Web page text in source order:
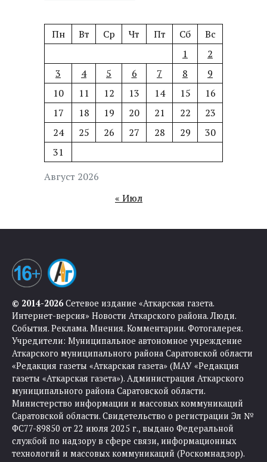
Август 2026
Пн Вт Ср Чт Пт Сб
Вс
1
2
3
4 5 6 7 8
9
10
11 12 13 14 15
16
17
18 19 20 21 22
23
24
25 26 27 28 29
30
31
« Июл
© 2014-2026Сетевое издание «Аткарская газета.
Интернет-версия» Новости Аткарского района. Люди.
События. Реклама. Мнения. Комментарии. Фотогалерея.
Учредители: Муниципальное автономное учреждение
Аткарского муниципального района Саратовской области
«Редакция газеты «Аткарская газета» (МАУ «Редакция
газеты «Аткарская газета»). Администрация Аткарского
муниципального района Саратовской области.
Министерство информации и массовых коммуникаций
Саратовской области. Свидетельство о регистрации Эл №
ФС77-89850 от 22 июля 2025 г., выдано Федеральной
службой по надзору в сфере связи, информационных
технологий и массовых коммуникаций (Роскомнадзор).